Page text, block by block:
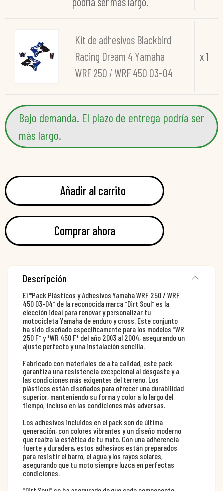
Kit de adhesivos Blackbird
Racing Dream 4 Yamaha
WRF 250 / WRF 450 03-04
x 1
Bajo demanda. El plazo de entrega podría ser
más largo.
Añadir al carrito
Comprar ahora
Descripción
El *Pack Plásticos y Adhesivos Yamaha WRF 250 / WRF
450 03-04* de la reconocida marca *Dirt Soul* es la
elección ideal para renovar y personalizar tu
motocicleta Yamaha de enduro y cross. Este conjunto
ha sido diseñado específicamente para los modelos *WR
250 F* y *WR 450 F* del año 2003 al 2004, asegurando un
ajuste perfecto y una instalación sencilla.
Fabricado con materiales de alta calidad, este pack
garantiza una resistencia excepcional al desgaste y a
las condiciones más exigentes del terreno. Los
plásticos están diseñados para ofrecer una durabilidad
superior, manteniendo su forma y color a lo largo del
tiempo, incluso en las condiciones más adversas.
Los adhesivos incluidos en el pack son de última
generación, con colores vibrantes y un diseño moderno
que realza la estética de tu moto. Con una adherencia
fuerte y duradera, estos adhesivos están preparados
para resistir el barro, el agua y los rayos solares,
asegurando que tu moto siempre luzca en perfectas
condiciones.